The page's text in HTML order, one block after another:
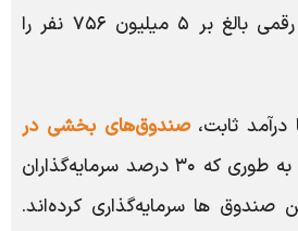
سرمایه‌گذاری کنند که رقمی بالغ بر ۵ میلیون ۷۵۶ نفر را
ثابت،صندوق‌های بخشی در
قرار گرفته‌اند. به طوری که ۳۰ درصد سرمایه‌گذاران
صندوق ها سرمایه‌گذاری کرده‌اند.